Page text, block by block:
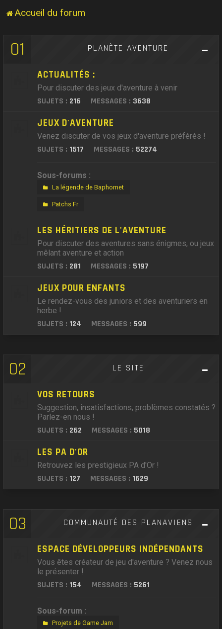
Accueil du forum
01 PLANÈTE AVENTURE
ACTUALITÉS :
Pour discuter des jeux d'aventure à venir
SUJETS : 216 MESSAGES : 3638
JEUX D'AVENTURE
Venez discuter de vos jeux d'aventure préférés !
SUJETS : 1517 MESSAGES : 52274
Sous-forums :
La légende de Baphomet
Patchs Fr
LES HÉRITIERS DE L'AVENTURE
Pour discuter des aventures sans énigmes, ou jeux
mêlant aventure et action
SUJETS : 281 MESSAGES : 5197
JEUX POUR ENFANTS
Le rendez-vous des juniors et des aventuriers en
herbe !
SUJETS : 124 MESSAGES : 599
02 LE SITE
VOS RETOURS
Suggestion, insatisfactions, problèmes constatés ?
Parlez-en nous !
SUJETS : 262 MESSAGES : 5018
LES PA D'OR
Retrouvez les prestigieux PA d'Or !
SUJETS : 127 MESSAGES : 1629
03 COMMUNAUTÉ DES PLANAVIENS
ESPACE DÉVELOPPEURS INDÉPENDANTS
Vous êtes créateur de jeu d'aventure ? Venez nous
le présenter !
SUJETS : 154 MESSAGES : 5261
Sous-forum :
Projets de Game Jam